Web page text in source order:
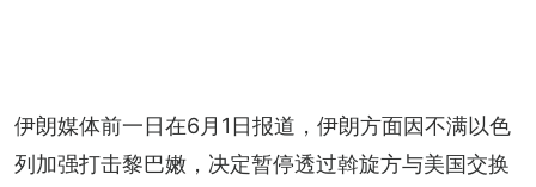
伊朗媒体前一日在6月1日报道，伊朗方面因不满以色
列加强打击黎巴嫩，决定暂停透过斡旋方与美国交换